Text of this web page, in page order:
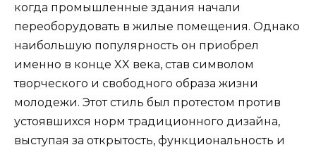
когда промышленные здания начали
переоборудовать в жилые помещения. Однако
наибольшую популярность он приобрел
именно в конце XX века, став символом
творческого и свободного образа жизни
молодежи. Этот стиль был протестом против
устоявшихся норм традиционного дизайна,
выступая за открытость, функциональность и